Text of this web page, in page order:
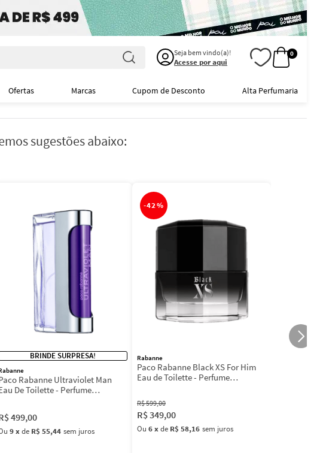
Seja bem vindo(a)!
Acesse por aqui
0
Ofertas Marcas Cupom de Desconto Alta Perfumaria
sugestões abaixo:
BRINDE SURPRESA!
Rabanne Ultraviolet Man
De Toilette - Perfume
499,00
9xde R$ 55,44 sem juros
-42%
Rabanne
Paco Rabanne Black XS For Him
Eau de Toilette - Perfume
R$599,00
R$349,00
Ou 6xde R$ 58,16 sem juros